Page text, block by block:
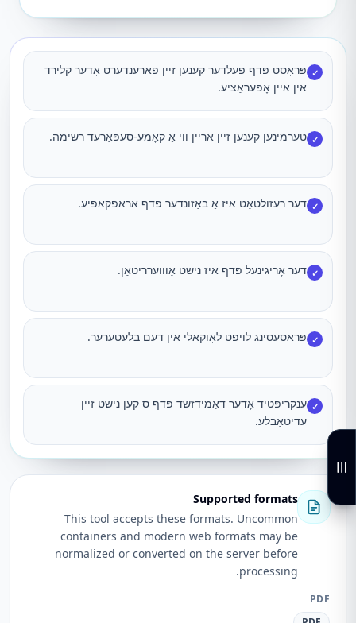
✓ פּראָסט פּדף פעלדער קענען זיין פארענדערט אָדער קלירד
אין איין אָפּעראַציע.
✓ טערמינען קענען זיין אריין ווי אַ קאָמע-סעפּאַרעד רשימה.
✓ דער רעזולטאַט איז אַ באַזונדער פּדף אראפקאפיע.
✓ דער אָריגינעל פּדף איז נישט אָוווערריטאַן.
✓ פּראַסעסינג לויפט לאָוקאַלי אין דעם בלעטערער.
✓ ענקריפּטיד אָדער דאַמידזשד פּדף ס קען נישט זיין
עדיטאַבלע.
Supported formats
This tool accepts these formats. Uncommon
containers and modern web formats may be
normalized or converted on the server before
processing.
PDF